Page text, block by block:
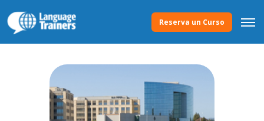
Reserva un Curso